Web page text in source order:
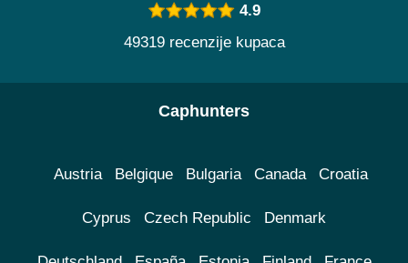
4.9
49319 recenzije kupaca
Caphunters
Austria Belgique Bulgaria Canada Croatia
Cyprus Czech Republic Denmark